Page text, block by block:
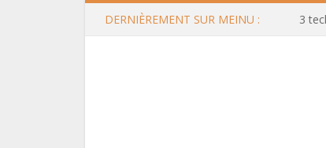
DERNIÈREMENT SUR MEINU : 3